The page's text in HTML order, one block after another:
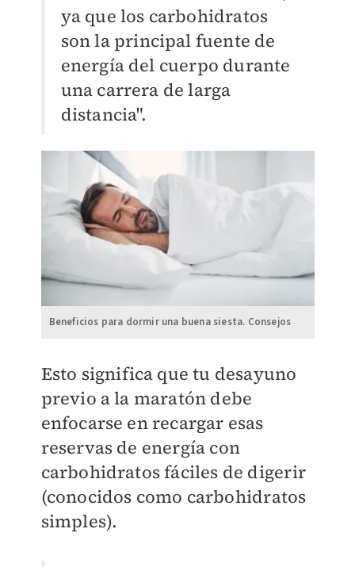
ya que los carbohidratos
son la principal fuente de
energía del cuerpo durante
una carrera de larga
distancia".
Beneficios para dormir una buena siesta. Consejos
Esto significa que tu desayuno
previo a la maratón debe
enfocarse en recargar esas
reservas de energía con
carbohidratos fáciles de digerir
(conocidos como carbohidratos
simples).